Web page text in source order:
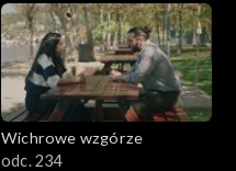
Wichrowe wzgórze
odc. 234